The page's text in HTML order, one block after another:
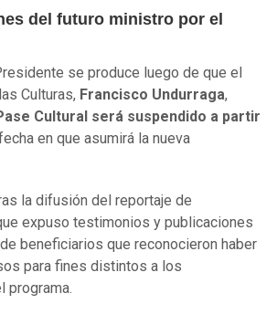
del futuro ministro por el
se produce luego de que el
Culturas, Francisco Undurraga,
Cultural será suspendido a partir
en que asumirá la nueva
la difusión del reportaje de
expuso testimonios y publicaciones
beneficiarios que reconocieron haber
para fines distintos a los
programa.